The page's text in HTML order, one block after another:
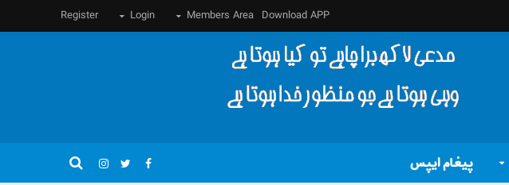
Download APP
Members Area
Login
Register
پیغام ایپس